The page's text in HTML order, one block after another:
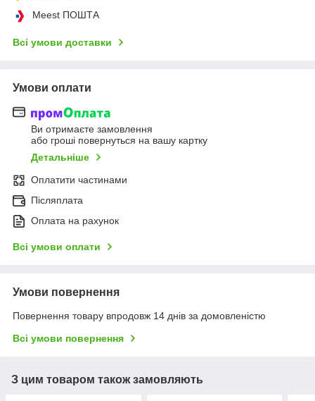
Meest ПОШТА
Всі умови доставки
Умови оплати
Ви отримаєте замовлення
або гроші повернуться на вашу картку
Детальніше
Оплатити частинами
Післяплата
Оплата на рахунок
Всі умови оплати
Умови повернення
Повернення товару впродовж 14 днів за домовленістю
Всі умови повернення
З цим товаром також замовляють